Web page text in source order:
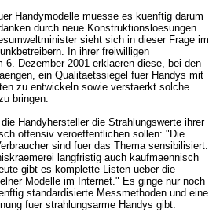
Handymodelle muesse es kuenftig darum
durch neue Konstruktionsloesungen
sieht sich in dieser Frage im
In ihrer freiwilligen
6. Dezember 2001 erklaeren diese, bei den
ein Qualitaetssiegel fuer Handys mit
zu entwickeln sowie verstaerkt solche
bringen.
Handyhersteller die Strahlungswerte ihrer
offensiv veroeffentlichen sollen: "Die
sind fuer das Thema sensibilisiert.
langfristig auch kaufmaennisch
gibt es komplette Listen ueber die
Modelle im Internet." Es ginge nur noch
standardisierte Messmethoden und eine
fuer strahlungsarme Handys gibt.